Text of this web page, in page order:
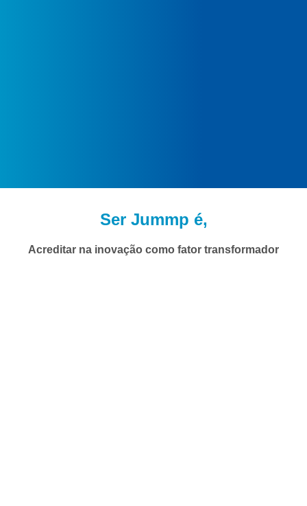
Ser Jummp é,
Acreditar na inovação como fator transformador